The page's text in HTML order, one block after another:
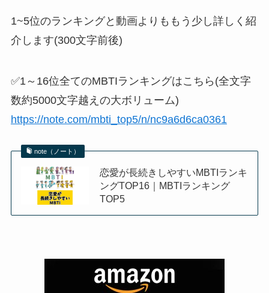
1~5位のランキングと動画よりももう少し詳しく紹
介します(300文字前後)
✅1～16位全てのMBTIランキングはこちら(全文字
数約5000文字越えの大ボリューム)
https://note.com/mbti_top5/n/nc9a6d6ca0361
note（ノート）
恋愛が長続きしやすいMBTIランキ
ングTOP16｜MBTIランキング
TOP5